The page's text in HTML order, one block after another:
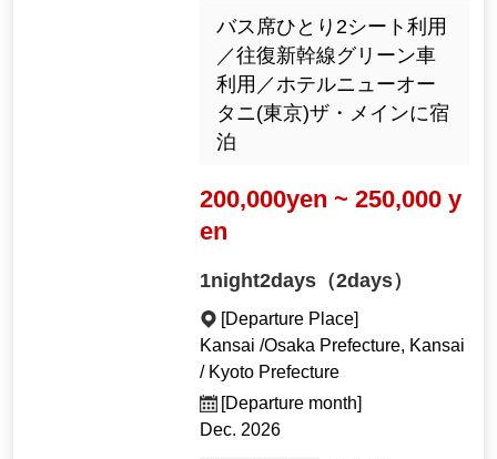
バス席ひとり2シート利用
／往復新幹線グリーン車
利用／ホテルニューオー
タニ(東京)ザ・メインに宿
泊
200,000yen ~ 250,000 y
en
1night2days（2days）
[Departure Place]
Kansai /Osaka Prefecture, Kansai
/ Kyoto Prefecture
[Departure month]
Dec. 2026